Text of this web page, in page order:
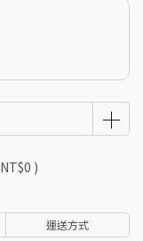
NT$0 )
運送方式